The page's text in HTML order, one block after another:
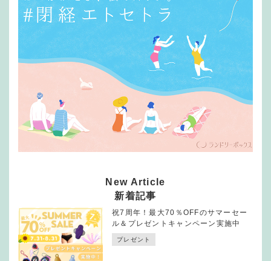
New Article
新着記事
祝7周年！最大70％OFFのサマーセー
ル＆プレゼントキャンペーン実施中
プレゼント